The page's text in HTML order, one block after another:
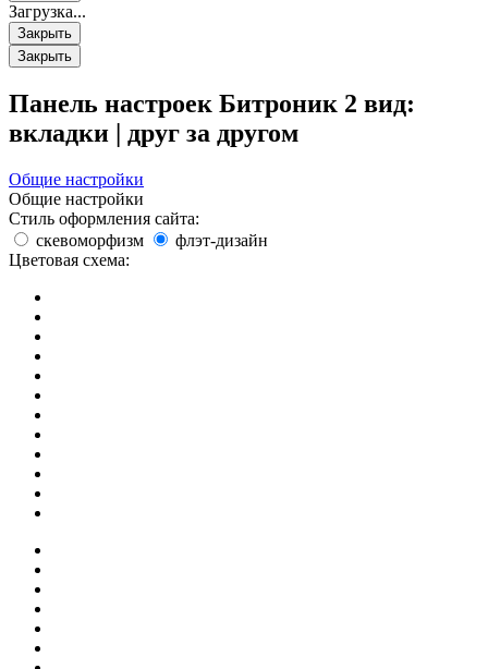
Загрузка...
Закрыть
Закрыть
Панель настроек Битроник 2 вид:
вкладки | друг за другом
Общие настройки
Общие настройки
Стиль оформления сайта:
скевоморфизм
флэт-дизайн
Цветовая схема: